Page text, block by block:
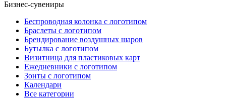
Бизнес-сувениры
Беспроводная колонка с логотипом
Браслеты с логотипом
Брендирование воздушных шаров
Бутылка с логотипом
Визитница для пластиковых карт
Ежедневники с логотипом
Зонты с логотипом
Календари
Все категории